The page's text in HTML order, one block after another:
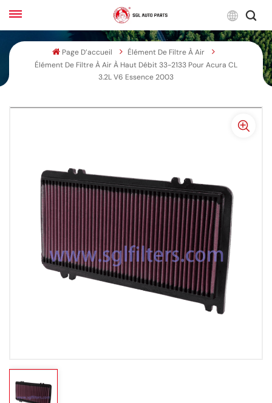
Français
español
한국어
Page D’accueil
Élément De Filtre À Air
Élément De Filtre À Air À Haut Débit 33-2133 Pour Acura CL
3.2L V6 Essence 2003